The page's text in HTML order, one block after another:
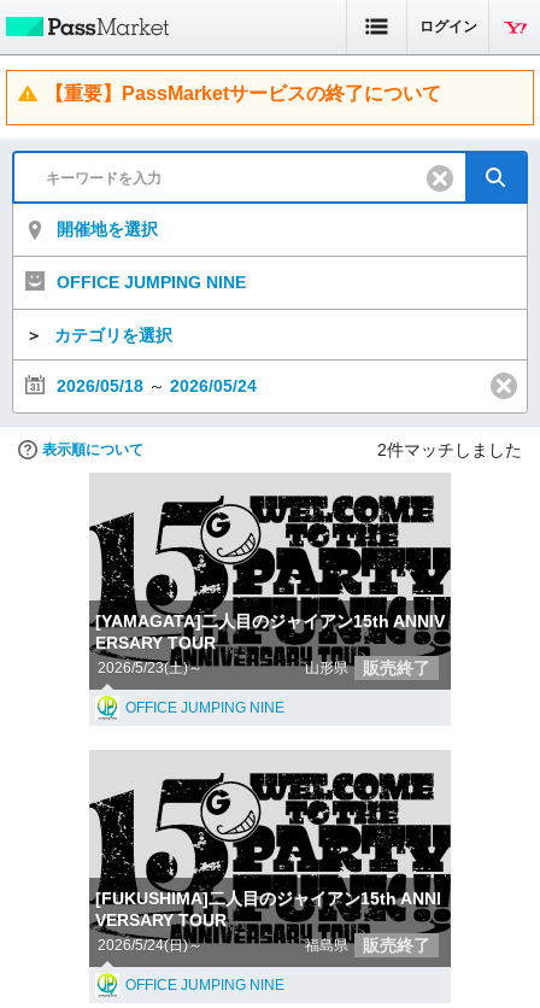
ログイン
【重要】PassMarketサービスの終了について
開催地を選択
OFFICE JUMPING NINE
＞ カテゴリを選択
2026/05/18 ～ 2026/05/24
表示順について 2件マッチしました
[YAMAGATA]二人目のジャイアン15th ANNIV
ERSARY TOUR
2026/5/23(土)～ 山形県 販売終了
OFFICE JUMPING NINE
[FUKUSHIMA]二人目のジャイアン15th ANNI
VERSARY TOUR
2026/5/24(日)～ 福島県 販売終了
OFFICE JUMPING NINE